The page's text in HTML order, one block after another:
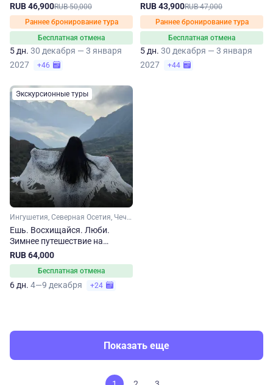
RUB 46,900RUB 50,000
Раннее бронирование тура
Бесплатная отмена
5 дн. 30 декабря — 3 января
2027
+46
RUB 43,900RUB 47,000
Раннее бронирование тура
Бесплатная отмена
5 дн. 30 декабря — 3 января
2027
+44
Экскурсионные туры
Ингушетия, Северная Осетия, Чечня, Кавказ, Дагестан
Ешь. Восхищайся. Люби.
Зимнее путешествие на
Кавказ
RUB 64,000
Бесплатная отмена
6 дн. 4—9 декабря +24
Показать еще